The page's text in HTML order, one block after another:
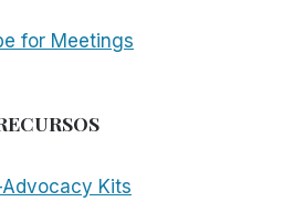
for Meetings
Kits